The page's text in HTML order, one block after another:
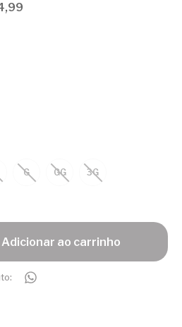
G GG 3G
Adicionar ao carrinho